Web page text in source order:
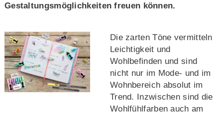
Gestaltungsmöglichkeiten freuen können.
Die zarten Töne vermitteln
Leichtigkeit und
Wohlbefinden und sind
nicht nur im Mode- und im
Wohnbereich absolut im
Trend. Inzwischen sind die
Wohlfühlfarben auch am